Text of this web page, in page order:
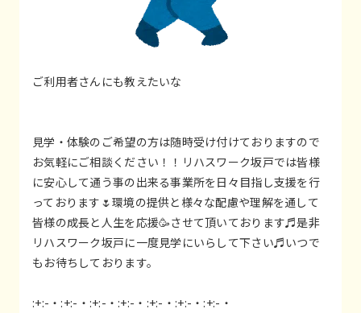
ご利用者さんにも教えたいな
見学・体験のご希望の方は随時受け付けておりますので
お気軽にご相談ください！！リハスワーク坂戸では皆様
に安心して通う事の出来る事業所を日々目指し支援を行
っております🌷環境の提供と様々な配慮や理解を通して
皆様の成長と人生を応援🥳させて頂いております♬是非
リハスワーク坂戸に一度見学にいらして下さい♬いつで
もお待ちしております。
:+:-・:+:-・:+:-・:+:-・:+:-・:+:-・:+:-・